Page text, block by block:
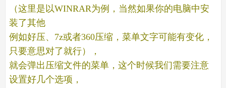
（这里是以WINRAR为例，当然如果你的电脑中安
装了其他
例如好压、7z或者360压缩，菜单文字可能有变化，
只要意思对了就行），
就会弹出压缩文件的菜单，这个时候我们需要注意
设置好几个选项，